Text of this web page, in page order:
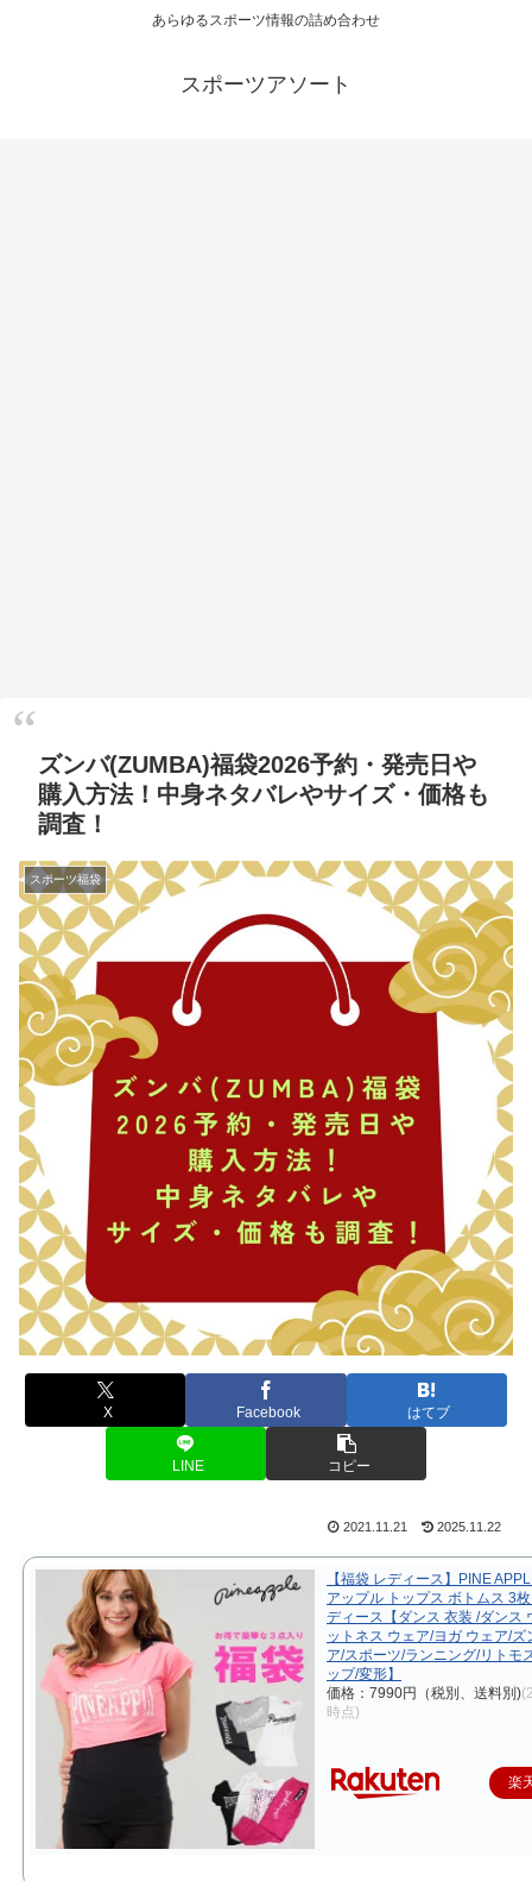
あらゆるスポーツ情報の詰め合わせ
スポーツアソート
ズンバ(ZUMBA)福袋2026予約・発売日や
購入方法！中身ネタバレやサイズ・価格も
調査！
スポーツ福袋
X Facebook はてブ
LINE コピー
2021.11.21 2025.11.22
【福袋 レディース】PINE
アップル トップス ボトムス 3
ディース【ダンス 衣装 /ダンス
ットネス ウェア/ヨガ ウェア/ズ
ア/スポーツ/ランニング/リトモ
ップ/変形】
価格：7990円（税別、送料別)
時点)
楽